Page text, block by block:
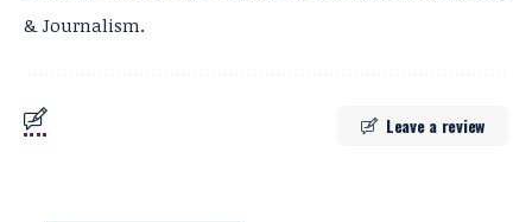
& Journalism.
Leave a review